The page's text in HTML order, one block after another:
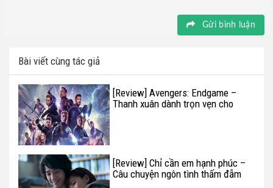
Gửi bình luận
Bài viết cùng tác giả
[Review] Avengers: Endgame –
Thanh xuân dành trọn vẹn cho
[Review] Chỉ cần em hạnh phúc –
Câu chuyện ngôn tình thấm đẫm